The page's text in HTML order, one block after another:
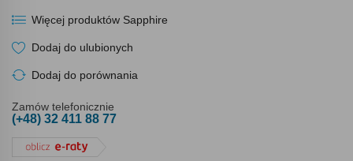
Więcej produktów Sapphire
Dodaj do ulubionych
Dodaj do porównania
Zamów telefonicznie
(+48) 32 411 88 77